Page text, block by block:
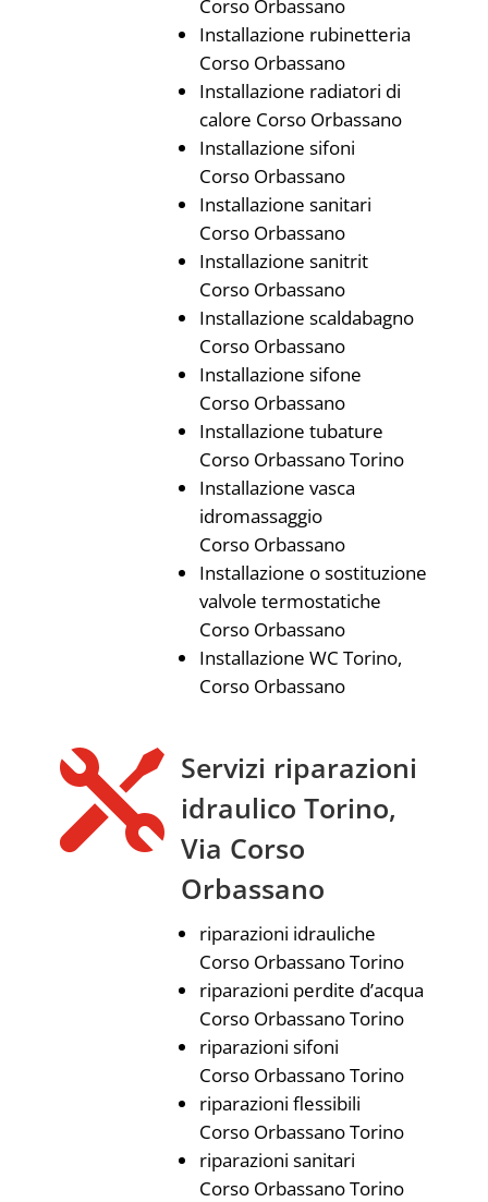
Corso Orbassano
Installazione rubinetteria
Corso Orbassano
Installazione radiatori di
calore Corso Orbassano
Installazione sifoni
Corso Orbassano
Installazione sanitari
Corso Orbassano
Installazione sanitrit
Corso Orbassano
Installazione scaldabagno
Corso Orbassano
Installazione sifone
Corso Orbassano
Installazione tubature
Corso Orbassano Torino
Installazione vasca
idromassaggio
Corso Orbassano
Installazione o sostituzione
valvole termostatiche
Corso Orbassano
Installazione WC Torino,
Corso Orbassano
 Servizi riparazioni
idraulico Torino,
Via Corso
Orbassano
riparazioni idrauliche
Corso Orbassano Torino
riparazioni perdite d’acqua
Corso Orbassano Torino
riparazioni sifoni
Corso Orbassano Torino
riparazioni flessibili
Corso Orbassano Torino
riparazioni sanitari
Corso Orbassano Torino